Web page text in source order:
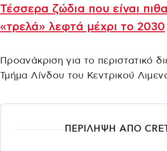
Τέσσερα ζώδια που είναι
«τρελά» λεφτά μέχρι το 2030
Προανάκριση για το περιστατικό
Τμήμα Λίνδου του Κεντρικού
ΠΕΡΙΛΗΨΗ ΑΠΟ